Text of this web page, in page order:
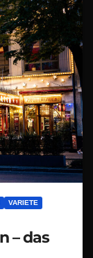
VARIETE
– das